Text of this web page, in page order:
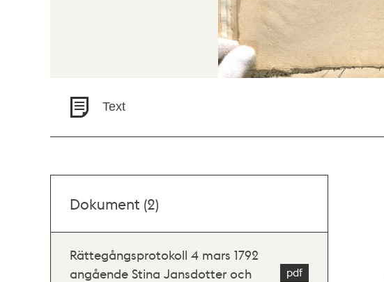
Text
Dokument (2)
Rättegångsprotokoll 4 mars 1792
angående Stina Jansdotter och